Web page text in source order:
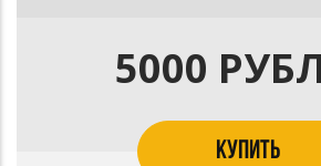
5000
КУПИТЬ